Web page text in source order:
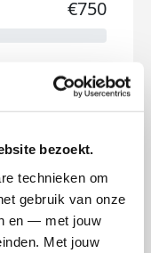
bezoekt.
technieken om
gebruik van onze
en — met jouw
Met jouw
€750